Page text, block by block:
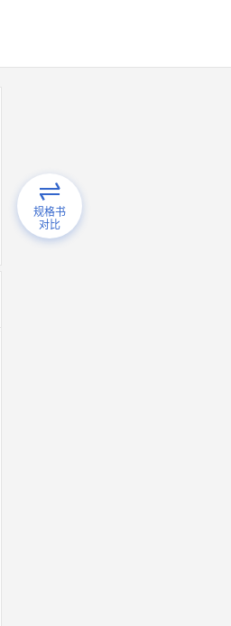
规格书
对比